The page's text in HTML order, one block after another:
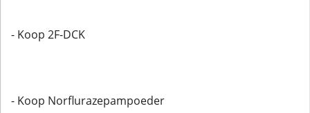
- Koop 2F-DCK
- Koop Norflurazepampoeder